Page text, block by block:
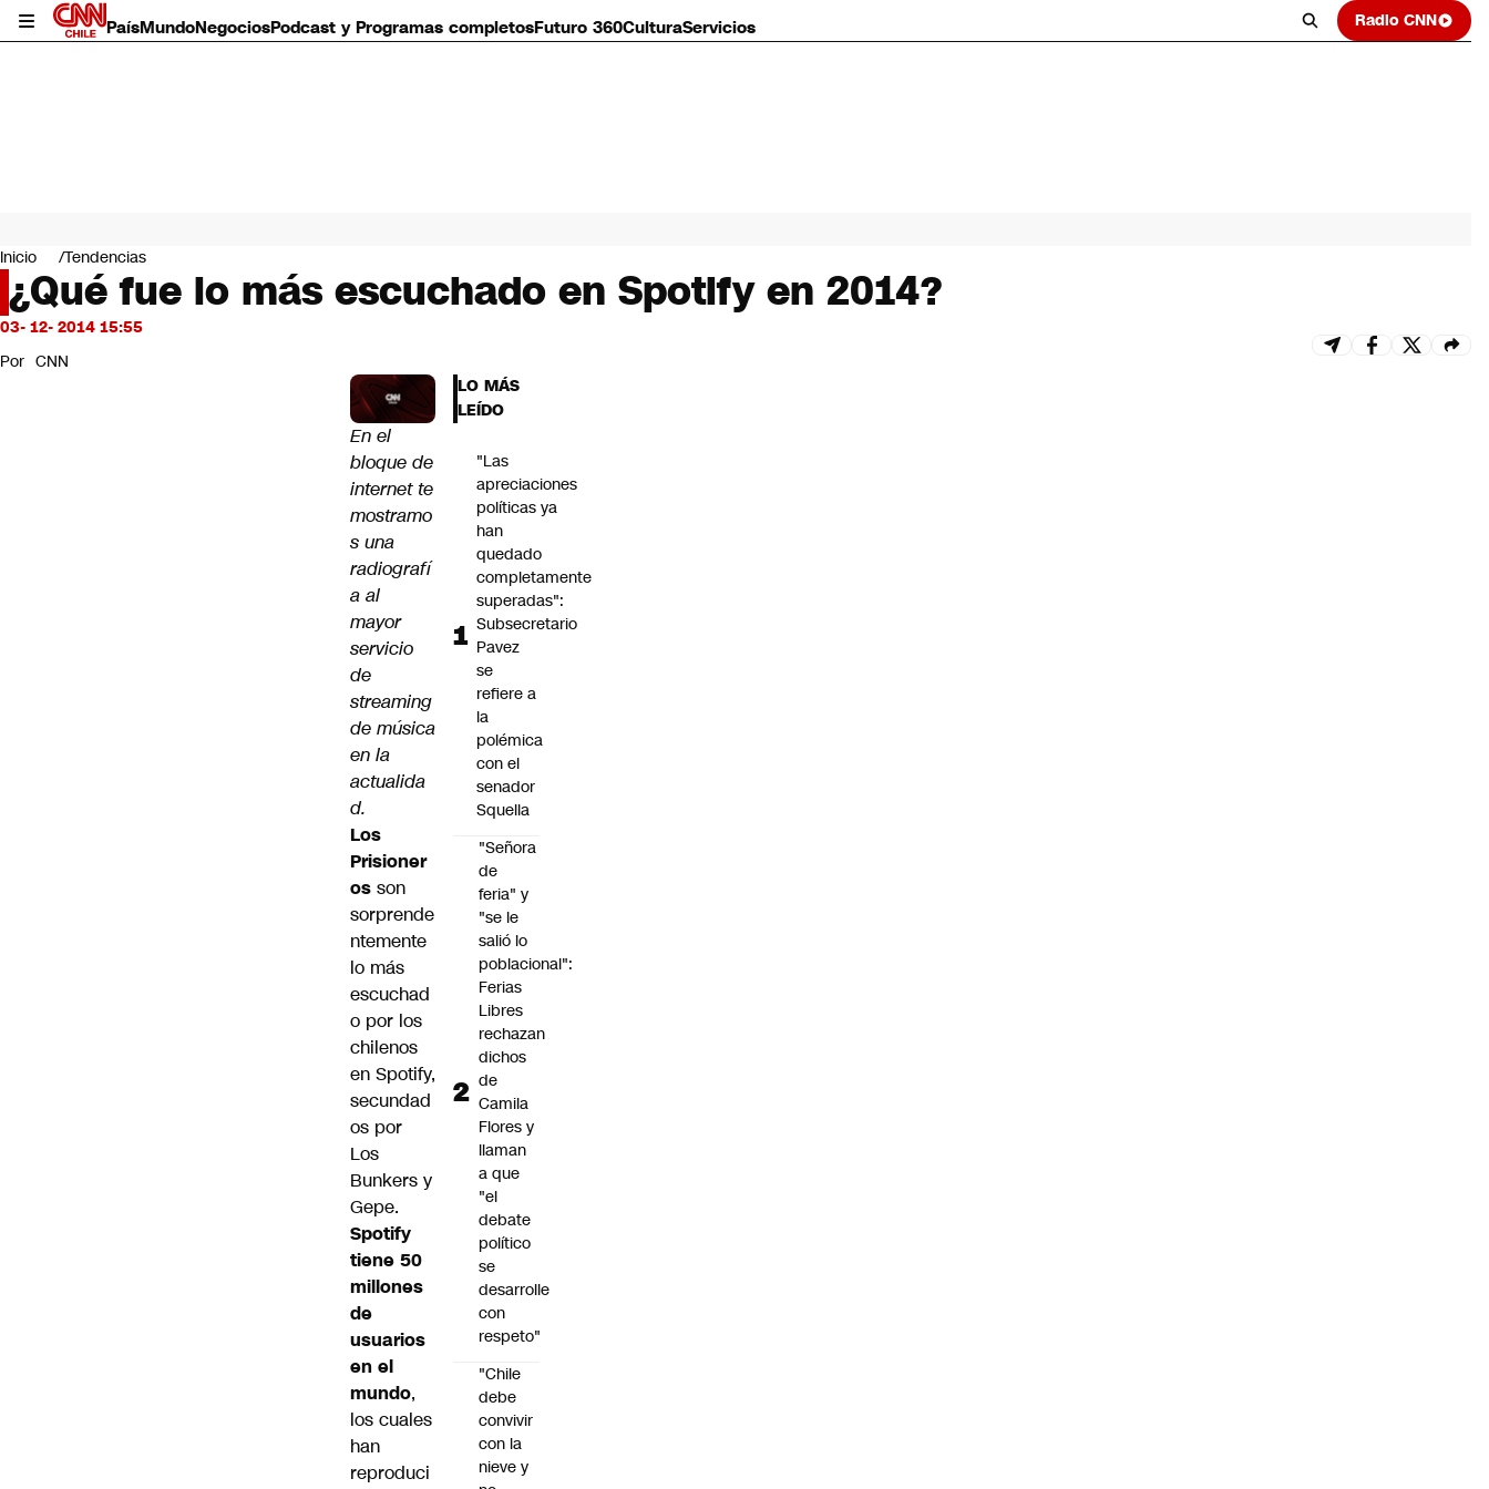
PaísMundoNegociosPodcast y Programas completosFuturo 360CulturaServicios Radio CNN
Mundo
Negocios
Deportes
Programas completos
Servicios
Inicio Tendencias
¿Qué fue lo más escuchado en Spotify en 2014?
03- 12- 2014 15:55
Por CNN
En el
bloque de
internet te
mostramo
s una
radiografí
a al
mayor
servicio
de
streaming
de música
en la
actualida
d.
Los
Prisioner
os son
sorprende
ntemente
lo más
escuchad
o por los
chilenos
en Spotify,
secundad
os por
Los
Bunkers y
Gepe.
Spotify
tiene 50
millones
de
usuarios
en el
mundo,
los cuales
han
reproduci
LO MÁS
LEÍDO
"Las
apreciaciones
políticas ya
han
quedado
completamente
superadas":
Subsecretario
Pavez
se
refiere a
la
polémica
con el
senador
Squella
"Señora
de
feria" y
"se le
salió lo
poblacional":
Ferias
Libres
rechazan
dichos
de
Camila
Flores y
llaman
a que
"el
debate
político
se
desarrolle
con
respeto"
"Chile
debe
convivir
con la
nieve y